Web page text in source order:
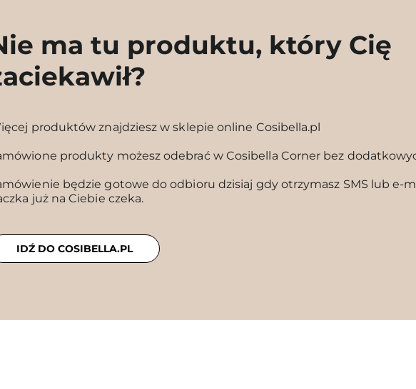
ma tu produktu, który Cię
produktów znajdziesz w sklepie online Cosibella.pl
produkty możesz odebrać w Cosibella Corner bez
będzie gotowe do odbioru dzisiaj gdy otrzymasz SMS lub e-
już na Ciebie czeka.
IDŹ DO COSIBELLA.PL